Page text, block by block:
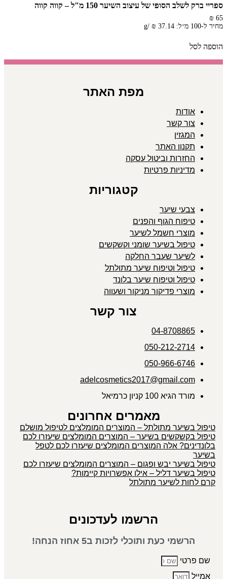
ספריי ברק לשלב הסופי של עיצוב השיער 150 מ"ל – קווה קווה
₪ 65
מחיר ל-100 מ״ל:
₪ 37.14
/
g
הוספה לסל
מפת האתר
אודות
צור קשר
המגזין
תקנון האתר
החזרות וביטול עסקה
מדיניות פרטיות
קטגוריות
צבעי שיער
טיפוח הגוף והפנים
מוצרי חשמל לשיער
טיפול בשיער שומני וקשקשים
לשיער שעבר החלקה
טיפול וטיפוח שיער מתולתל
טיפול וטיפוח שיער בלונד
מוצרי פדיקור מניקור ושעווה
צור קשר
04-8708865
050-212-2714
050-966-6746
adelcosmetics2017@gmail.com
מורד הגיא 100 קניון כרמיאל
מאמרים אחרונים
טיפול בשיער מתולתל – המוצרים המומלצים לטיפול מושלם
טיפול בקשקשים בשיער – המוצרים המומלצים שיעזרו לכם
בלונדינים? אלה המוצרים המומלצים שיעזרו לכם לטפל
בשיער
טיפול בשיער יבש ופגום – המוצרים המומלצים שיעזרו לכם
טיפול בשיער דליל – אילו אפשרויות קיימות?
קרם לחות לשיער מתולתל
הרשמו לעדכונים
הרשמי כעת ותוכלי לזכות ב5 אחוז הנחה!
שם פרטי
אמייל